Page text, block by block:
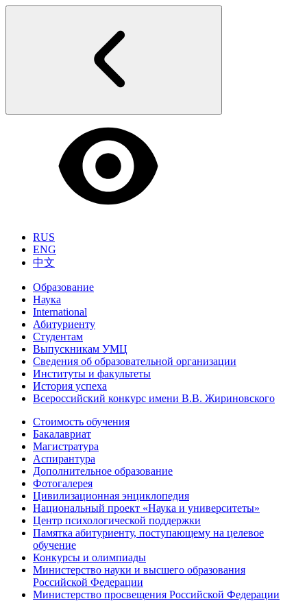
RUS
ENG
中文
Образование
Наука
International
Абитуриенту
Студентам
Выпускникам УМЦ
Сведения об образовательной организации
Институты и факультеты
История успеха
Всероссийский конкурс имени В.В. Жириновского
Стоимость обучения
Бакалавриат
Магистратура
Аспирантура
Дополнительное образование
Фотогалерея
Цивилизационная энциклопедия
Национальный проект «Наука и университеты»
Центр психологической поддержки
Памятка абитуриенту, поступающему на целевое
обучение
Конкурсы и олимпиады
Министерство науки и высшего образования
Российской Федерации
Министерство просвещения Российской Федерации